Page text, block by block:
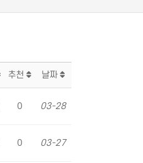
추천 날짜
0 03-28
0 03-27